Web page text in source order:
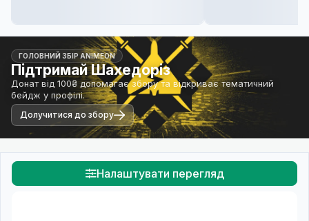
ГОЛОВНИЙ ЗБІР ANIMEON
Підтримай Шахедоріз
Донат від 100₴ допомагає збору та відкриває тематичний
бейдж у профілі.
Долучитися до збору
Налаштувати перегляд